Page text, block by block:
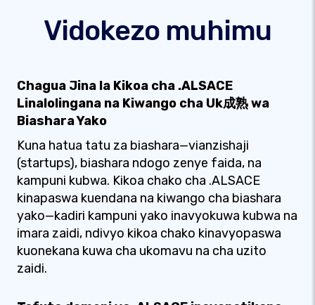
Vidokezo muhimu
Chagua Jina la Kikoa cha .ALSACE
Linalolingana na Kiwango cha Uk成熟 wa
Biashara Yako
Kuna hatua tatu za biashara—vianzishaji
(startups), biashara ndogo zenye faida, na
kampuni kubwa. Kikoa chako cha .ALSACE
kinapaswa kuendana na kiwango cha biashara
yako—kadiri kampuni yako inavyokuwa kubwa na
imara zaidi, ndivyo kikoa chako kinavyopaswa
kuonekana kuwa cha ukomavu na cha uzito
zaidi.